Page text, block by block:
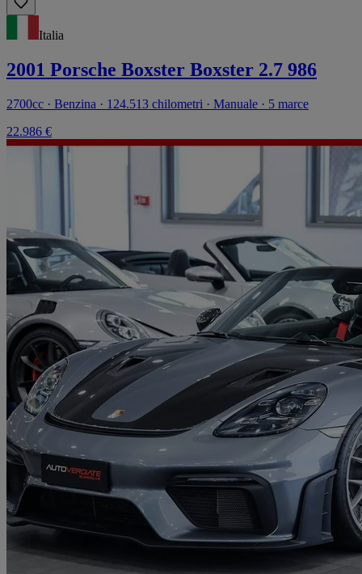
Italia
2001 Porsche Boxster Boxster 2.7 986
2700cc · Benzina · 124.513 chilometri · Manuale · 5 marce
22.986 €